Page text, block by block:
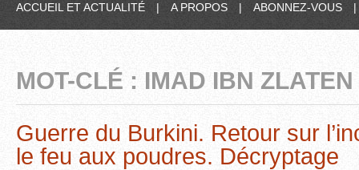
ACCUEIL ET ACTUALITÉ | A PROPOS | ABONNEZ-VOUS |
MOT-CLÉ : IMAD IBN ZLATEN
Guerre du Burkini. Retour sur
le feu aux poudres. Décryptage